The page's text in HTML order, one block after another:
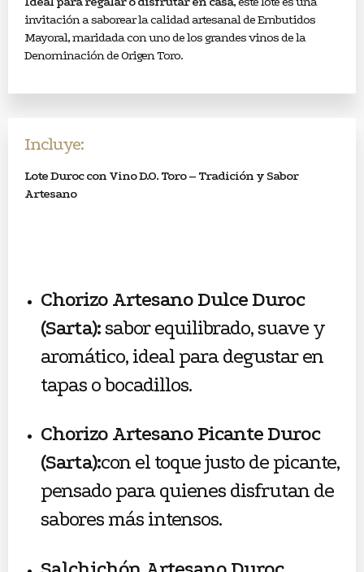
invitación a saborear la calidad artesanal de Embutidos
Mayoral, maridada con uno de los grandes vinos de la
Denominación de Origen Toro.
Incluye:
Lote Duroc con Vino D.O. Toro – Tradición y Sabor
Artesano
Chorizo Artesano Dulce Duroc
(Sarta):sabor equilibrado, suave y
aromático, ideal para degustar en
tapas o bocadillos.
Chorizo Artesano Picante Duroc
(Sarta):con el toque justo de picante,
pensado para quienes disfrutan de
sabores más intensos.